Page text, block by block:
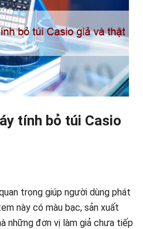
tính bỏ túi Casio
trọng giúp người dùng phát
này có màu bạc, sản xuất
những đơn vị làm giả chưa tiếp